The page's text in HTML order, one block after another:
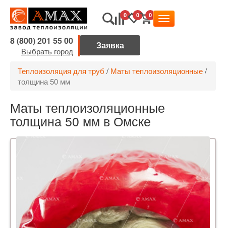
0 0 0
8 (800) 201 55 00
Выбрать город
Теплоизоляция для труб / Маты теплоизоляционные/
толщина 50 мм
Маты теплоизоляционные
толщина 50 мм в Омске